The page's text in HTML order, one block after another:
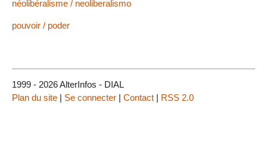
néolibéralisme / neoliberalismo
pouvoir / poder
1999 - 2026 AlterInfos - DIAL
Plan du site | Se connecter | Contact | RSS 2.0